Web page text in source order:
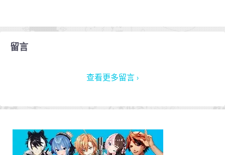
留言
查看更多留言 ›